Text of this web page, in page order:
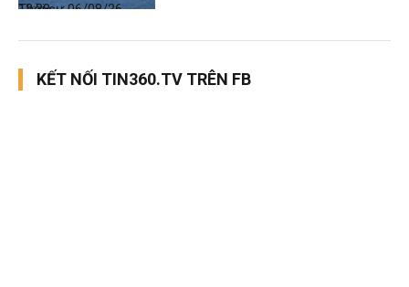
Thời sự
06/08/26, 12:38
KẾT NỐI TIN360.TV TRÊN FB